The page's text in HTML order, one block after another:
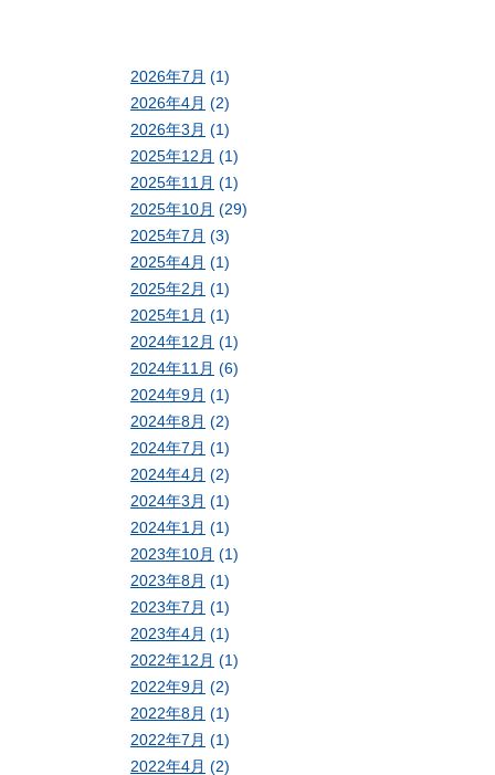
2026年7月 (1)
2026年4月 (2)
2026年3月 (1)
2025年12月 (1)
2025年11月 (1)
2025年10月 (29)
2025年7月 (3)
2025年4月 (1)
2025年2月 (1)
2025年1月 (1)
2024年12月 (1)
2024年11月 (6)
2024年9月 (1)
2024年8月 (2)
2024年7月 (1)
2024年4月 (2)
2024年3月 (1)
2024年1月 (1)
2023年10月 (1)
2023年8月 (1)
2023年7月 (1)
2023年4月 (1)
2022年12月 (1)
2022年9月 (2)
2022年8月 (1)
2022年7月 (1)
2022年4月 (2)